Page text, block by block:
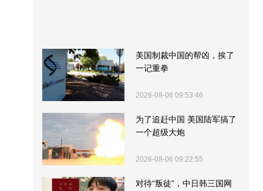
美国制裁中国的帮凶，挨了
一记重拳
2026-08-06 09:53:46
为了追赶中国 美国陆军搞了
一个超级大炮
2026-08-06 09:22:55
对待“叛徒”，中日韩三国网